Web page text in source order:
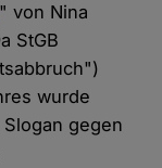
" von Nina
StGB
wurde
gegen